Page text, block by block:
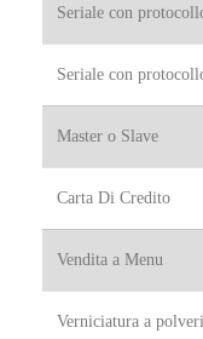
Seriale con
Seriale con
Master o Slave
Carta Di Credito
Vendita a Menu
Verniciatura a
Indirizzo
Indirizzo (linea 1)
seconda riga per